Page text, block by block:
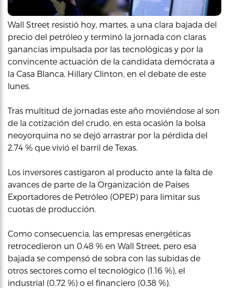
Wall Street resistió hoy, martes, a una clara bajada del
precio del petróleo y terminó la jornada con claras
ganancias impulsada por las tecnológicas y por la
convincente actuación de la candidata demócrata a
la Casa Blanca, Hillary Clinton, en el debate de este
lunes.
Tras multitud de jornadas este año moviéndose al son
de la cotización del crudo, en esta ocasión la bolsa
neoyorquina no se dejó arrastrar por la pérdida del
2.74 % que vivió el barril de Texas.
Los inversores castigaron al producto ante la falta de
avances de parte de la Organización de Países
Exportadores de Petróleo (OPEP) para limitar sus
cuotas de producción.
Como consecuencia, las empresas energéticas
retrocedieron un 0.48 % en Wall Street, pero esa
bajada se compensó de sobra con las subidas de
otros sectores como el tecnológico (1.16 %), el
industrial (0.72 %) o el financiero (0.38 %).